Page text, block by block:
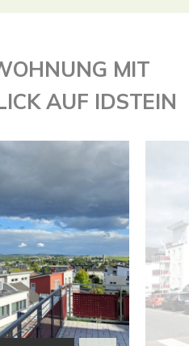
MIT
AUF IDSTEIN